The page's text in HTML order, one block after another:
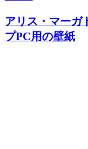
アリス・マーガ
プPC用の壁紙